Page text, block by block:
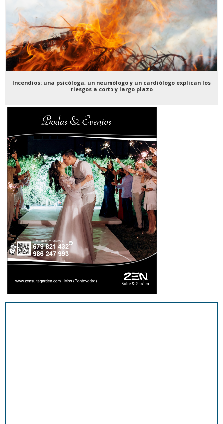
Incendios: una psicóloga, un neumólogo y un cardiólogo explican los
riesgos a corto y largo plazo